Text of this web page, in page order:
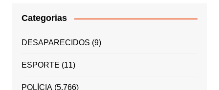
Categorias
DESAPARECIDOS (9)
ESPORTE (11)
POLÍCIA(5.766)